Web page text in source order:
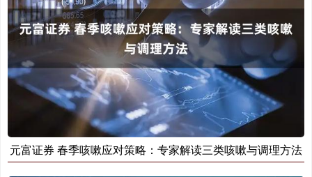
元富证券 春季咳嗽应对策略：专家解读三类咳嗽与调理方法